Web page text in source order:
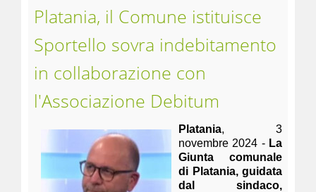
Platania, il Comune istituisce
Sportello sovra indebitamento
in collaborazione con
l'Associazione Debitum
Platania, 3
novembre 2024 - La
Giunta comunale
di Platania, guidata
dal sindaco,